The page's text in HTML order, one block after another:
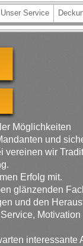
Unser Service
Möglichkeiten
und
vereinen wir
Erfolg mit.
glänzenden
und den
interessante